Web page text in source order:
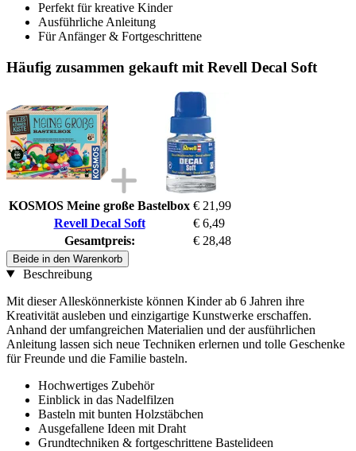
Perfekt für kreative Kinder
Ausführliche Anleitung
Für Anfänger & Fortgeschrittene
Häufig zusammen gekauft mit Revell Decal Soft
KOSMOS Meine große Bastelbox € 21,99
Revell Decal Soft
€ 6,49
Gesamtpreis:
€ 28,48
Beide in den Warenkorb
Beschreibung
Mit dieser Alleskönnerkiste können Kinder ab 6 Jahren ihre
Kreativität ausleben und einzigartige Kunstwerke erschaffen.
Anhand der umfangreichen Materialien und der ausführlichen
Anleitung lassen sich neue Techniken erlernen und tolle Geschenke
für Freunde und die Familie basteln.
Hochwertiges Zubehör
Einblick in das Nadelfilzen
Basteln mit bunten Holzstäbchen
Ausgefallene Ideen mit Draht
Grundtechniken & fortgeschrittene Bastelideen